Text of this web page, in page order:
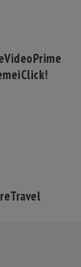
VideoPrime
Click!
Travel